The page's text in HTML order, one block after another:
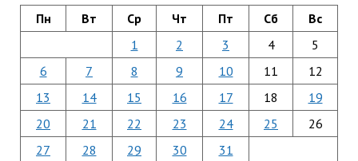
Пн Вт Ср Чт Пт Сб Вс
1 2 3 4
5
6
7 8 9 10 11
12
13
14 15 16 17 18
19
20
21 22 23 24 25
26
27
28 29 30 31